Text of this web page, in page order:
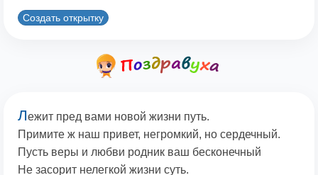
Создать открытку
Лежит пред вами новой жизни путь.
Примите ж наш привет, негромкий, но сердечный.
Пусть веры и любви родник ваш бесконечный
Не засорит нелегкой жизни суть.